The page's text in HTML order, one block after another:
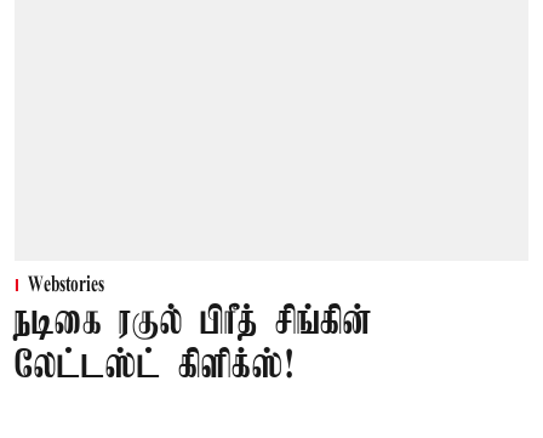
Webstories
நடிகை ரகுல் பிரீத் சிங்கின்
லேட்டஸ்ட் கிளிக்ஸ்!